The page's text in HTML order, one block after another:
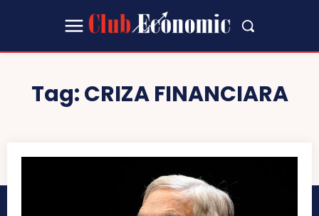
Tag:CRIZA FINANCIARA